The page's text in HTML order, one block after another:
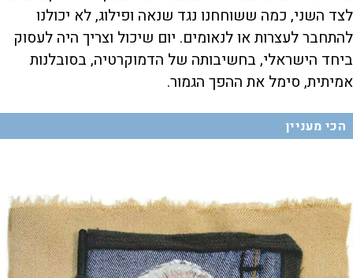
לצד השני, כמה ששוחחנו נגד שנאה ופילוג, לא יכולנו
להתחבר לעצרות או לנאומים. יום שיכול וצריך היה לעסוק
ביחד הישראלי, בחשיבותה של הדמוקרטיה, בסובלנות
אמיתית, סימל את ההפך הגמור.
הכי מעניין